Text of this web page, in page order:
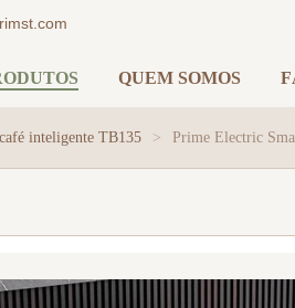
QUEM SOMOS
inteligente TB135 > Prime Electric